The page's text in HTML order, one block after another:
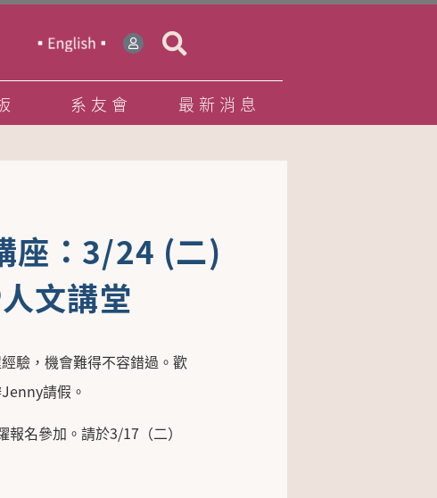
系友會 最新消息
座：3/24 (二)
文講堂
驗，機會難得不容錯過。歡
請假。
名參加。請於3/17（二）